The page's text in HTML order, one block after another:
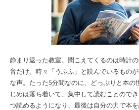
静まり返った教室。聞こえてくるのは時計
音だけ。時々「うふふ」と読んでいるもの
な声。たった5分間なのに、どっぷりと本の
じめは落ち着いて、集中して読むことので
つ読めるようになり、最後は自分の力で本